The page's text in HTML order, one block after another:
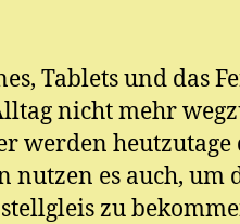
Tablets und das
nicht mehr
werden
nutzen es auch, um
zu